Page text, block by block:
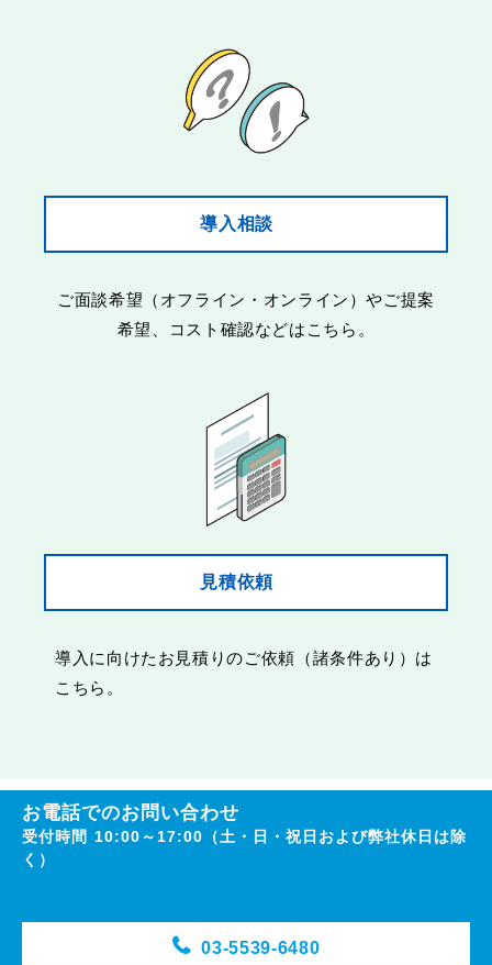
導入相談
ご面談希望（オフライン・オンライン）やご提案
希望、コスト確認などはこちら。
見積依頼
導入に向けたお見積りのご依頼（諸条件あり）は
こちら。
お電話でのお問い合わせ
受付時間 10:00～17:00（土・日・祝日および弊社休日は除
く）
03-5539-6480